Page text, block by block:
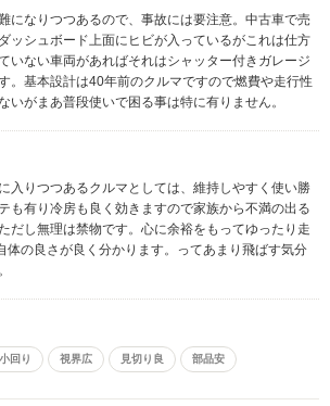
になりつつあるので、事故には要注意。中古車で売
ッシュボード上面にヒビが入っているがこれは仕方
いない車両があればそれはシャッター付きガレージ
。基本設計は40年前のクルマですので燃費や走行性
いがまあ普段使いで困る事は特に有りません。
入りつつあるクルマとしては、維持しやすく使い勝
も有り冷房も良く効きますので家族から不満の出る
だし無理は禁物です。心に余裕をもってゆったり走
体の良さが良く分かります。ってあまり飛ばす気分
小回り 視界広 見切り良 部品安